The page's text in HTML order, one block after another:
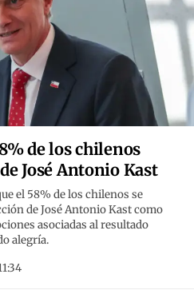
de los chilenos
José Antonio Kast
el 58% de los chilenos se
de José Antonio Kast como
asociadas al resultado
alegría.